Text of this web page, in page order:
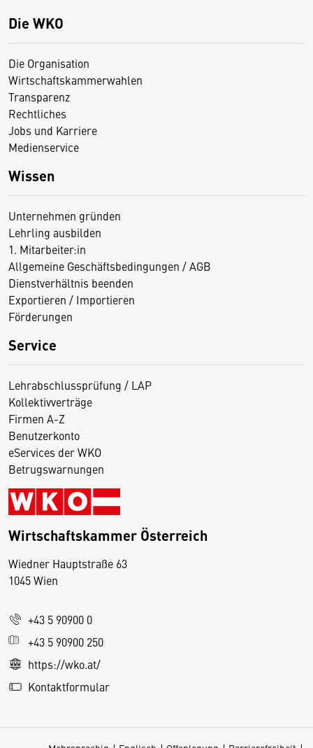
Die WKO
Die Organisation
Wirtschaftskammerwahlen
Transparenz
Rechtliches
Jobs und Karriere
Medienservice
Wissen
Unternehmen gründen
Lehrling ausbilden
1. Mitarbeiter:in
Allgemeine Geschäftsbedingungen / AGB
Dienstverhältnis beenden
Exportieren / Importieren
Förderungen
Service
Lehrabschlussprüfung / LAP
Kollektivverträge
Firmen A-Z
Benutzerkonto
eServices der WKO
Betrugswarnungen
Wirtschaftskammer Österreich
Wiedner Hauptstraße 63
1045 Wien
+43 5 90900 0
+43 5 90900 250
https://wko.at/
Kontaktformular
D
s
e
S
e